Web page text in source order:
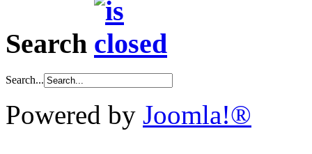
Search
Search...
Powered by Joomla!®